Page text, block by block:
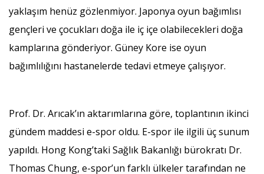
yaklaşım henüz gözlenmiyor. Japonya oyun bağımlısı
gençleri ve çocukları doğa ile iç içe olabilecekleri doğa
kamplarına gönderiyor. Güney Kore ise oyun
bağımlılığını hastanelerde tedavi etmeye çalışıyor.
Prof. Dr. Arıcak’ın aktarımlarına göre, toplantının ikinci
gündem maddesi e-spor oldu. E-spor ile ilgili üç sunum
yapıldı. Hong Kong’taki Sağlık Bakanlığı bürokratı Dr.
Thomas Chung, e-spor’un farklı ülkeler tarafından ne